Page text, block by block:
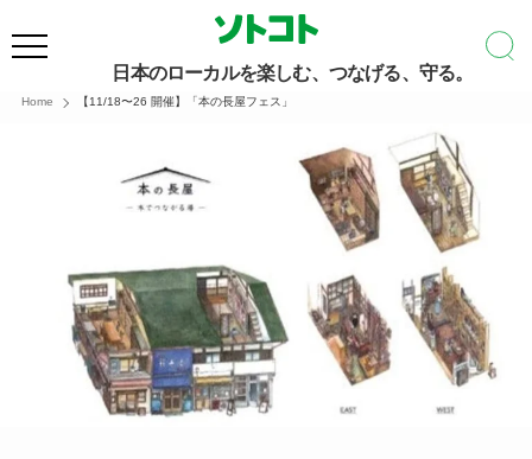
日本のローカルを楽しむ、つなげる、守る。
Home 【11/18〜26 開催】「本の長屋フェス」